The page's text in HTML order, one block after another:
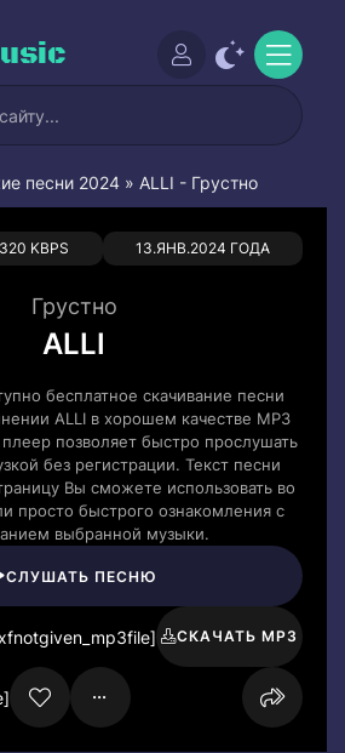
песни 2024 » ALLI - Грустно
320 KBPS 13.ЯНВ.2024 ГОДА
0 0
Грустно
ALLI
бесплатное скачивание песни
ALLI в хорошем качестве MP3
позволяет быстро прослушать
без регистрации. Текст песни
Вы сможете использовать во
просто быстрого ознакомления с
выбранной музыки.
СЛУШАТЬ ПЕСНЮ
СКАЧАТЬ MP3